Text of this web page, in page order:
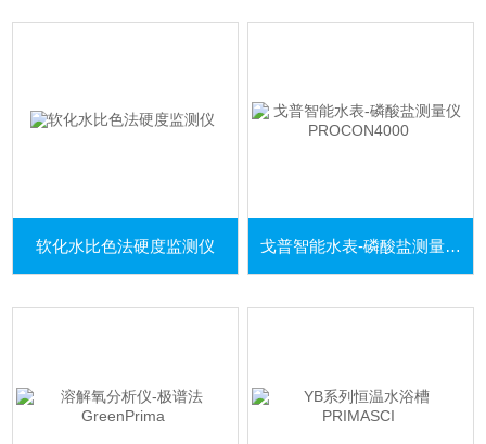
软化水比色法硬度监测仪 戈普智能水表-磷酸盐测量仪 PROCON4000